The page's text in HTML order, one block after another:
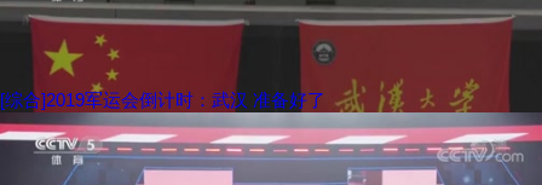
[综合]2019军运会倒计时：武汉 准备好了